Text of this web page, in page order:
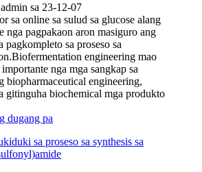
sa 23-12-07
sa online sa sulud sa glucose alang
nga pagpakaon aron masiguro ang
pagkompleto sa proseso sa
engineering mao
importante nga mga sangkap sa
biopharmaceutical engineering,
gitinguha biochemical mga produkto
dugang pa